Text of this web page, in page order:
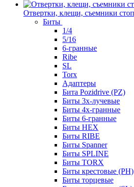
Отвертки, клещи, съемники
Биты
1/4
5/16
6-гранные
Ribe
SL
Torx
Адаптеры
Бита Pozidrive (PZ)
Биты 3х-лучевые
Биты 4х-гранные
Биты 6-гранные
Биты HEX
Биты RIBE
Биты Spanner
Биты SPLINE
Биты TORX
Биты крестовые (PH)
Биты торцевые